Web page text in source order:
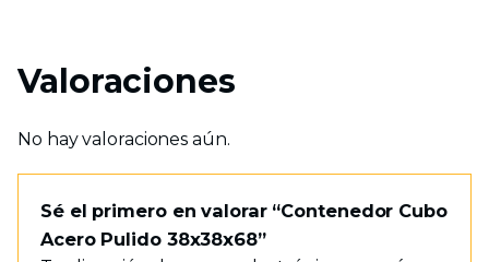
Valoraciones
No hay valoraciones aún.
Sé el primero en valorar “Contenedor Cubo
Acero Pulido 38x38x68”